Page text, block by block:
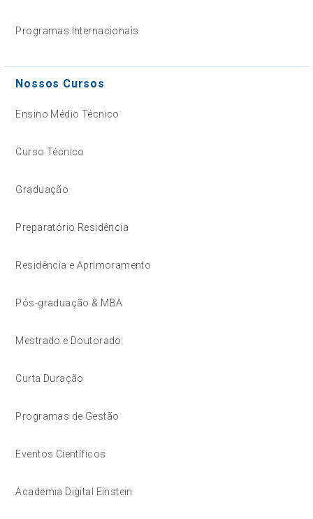
Programas Internacionais
Nossos Cursos
Ensino Médio Técnico
Curso Técnico
Graduação
Preparatório Residência
Residência e Aprimoramento
Pós-graduação & MBA
Mestrado e Doutorado
Curta Duração
Programas de Gestão
Eventos Científicos
Academia Digital Einstein